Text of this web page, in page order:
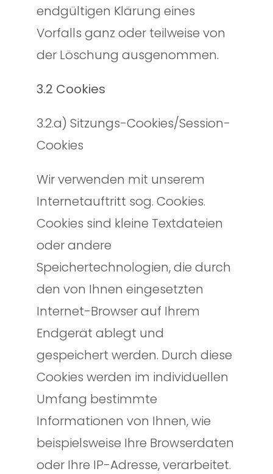
endgültigen Klärung eines
Vorfalls ganz oder teilweise von
der Löschung ausgenommen.
3.2 Cookies
3.2.a) Sitzungs-Cookies/Session-
Cookies
Wir verwenden mit unserem
Internetauftritt sog. Cookies.
Cookies sind kleine Textdateien
oder andere
Speichertechnologien, die durch
den von Ihnen eingesetzten
Internet-Browser auf Ihrem
Endgerät ablegt und
gespeichert werden. Durch diese
Cookies werden im individuellen
Umfang bestimmte
Informationen von Ihnen, wie
beispielsweise Ihre Browserdaten
oder Ihre IP-Adresse, verarbeitet.